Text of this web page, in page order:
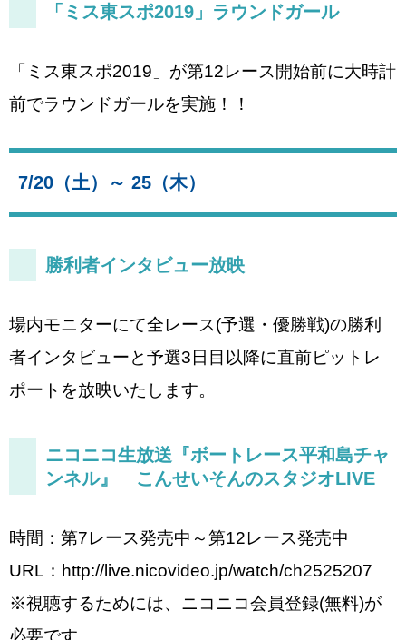
「ミス東スポ2019」ラウンドガール
「ミス東スポ2019」が第12レース開始前に大時計
前でラウンドガールを実施！！
7/20（土）～ 25（木）
勝利者インタビュー放映
場内モニターにて全レース(予選・優勝戦)の勝利
者インタビューと予選3日目以降に直前ピットレ
ポートを放映いたします。
ニコニコ生放送『ボートレース平和島チャ
ンネル』 こんせいそんのスタジオLIVE
時間：第7レース発売中～第12レース発売中
URL：http://live.nicovideo.jp/watch/ch2525207
※視聴するためには、ニコニコ会員登録(無料)が
必要です。